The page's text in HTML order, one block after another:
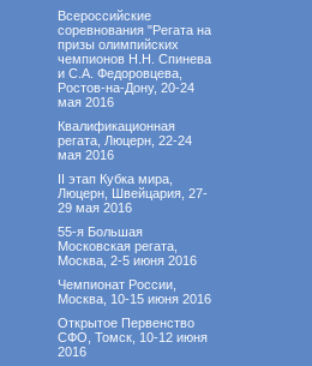
Всероссийские
соревнования "Регата на
призы олимпийских
чемпионов Н.Н. Спинева
и С.А. Федоровцева,
Ростов-на-Дону, 20-24
мая 2016
Квалификационная
регата, Люцерн, 22-24
мая 2016
II этап Кубка мира,
Люцерн, Швейцария, 27-
29 мая 2016
55-я Большая
Московская регата,
Москва, 2-5 июня 2016
Чемпионат России,
Москва, 10-15 июня 2016
Открытое Первенство
СФО, Томск, 10-12 июня
2016